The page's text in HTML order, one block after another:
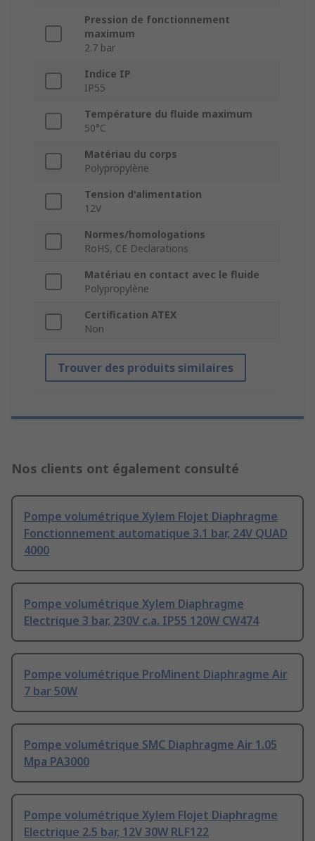
Pression de fonctionnement
maximum
2.7 bar
Indice IP
IP55
Température du fluide maximum
50°C
Matériau du corps
Polypropylène
Tension d'alimentation
12V
Normes/homologations
RoHS, CE Declarations
Matériau en contact avec le fluide
Polypropylène
Certification ATEX
Non
Trouver des produits similaires
Nos clients ont également consulté
Pompe volumétrique Xylem Flojet Diaphragme
Fonctionnement automatique 3.1 bar, 24V QUAD
4000
Pompe volumétrique Xylem Diaphragme
Electrique 3 bar, 230V c.a. IP55 120W CW474
Pompe volumétrique ProMinent Diaphragme Air
7 bar 50W
Pompe volumétrique SMC Diaphragme Air 1.05
Mpa PA3000
Pompe volumétrique Xylem Flojet Diaphragme
Electrique 2.5 bar, 12V 30W RLF122